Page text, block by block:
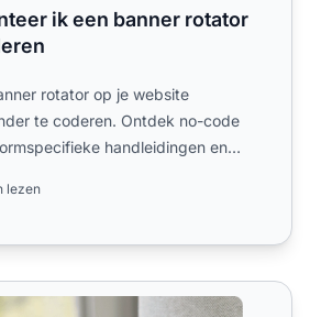
ik een banner rotator
rotator op je website
te coderen. Ontdek no-code
handleidingen en
lezen
Beheer